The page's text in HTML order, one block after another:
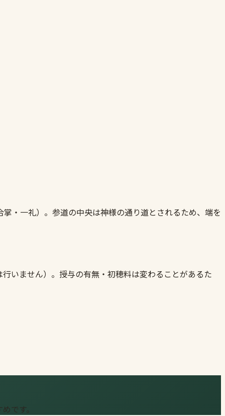
・一礼）。参道の中央は神様の通り道とされるため、端を
いません）。授与の有無・初穂料は変わることがあるた
です。